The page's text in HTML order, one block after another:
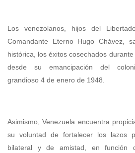
Los venezolanos, hijos del
Comandante Eterno Hugo Chávez,
histórica, los éxitos cosechados
desde su emancipación del
grandioso 4 de enero de 1948.
Asimismo, Venezuela encuentra
su voluntad de fortalecer los lazos
bilateral y de amistad, en función